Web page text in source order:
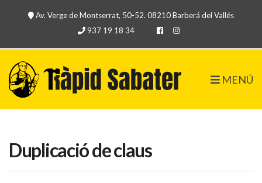
Av. Verge de Montserrat, 50-52. 08210 Barberá del Vallés
937 19 18 34
MENÚ
Duplicació de claus